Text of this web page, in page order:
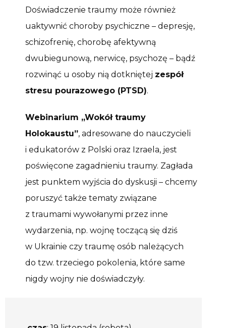
Doświadczenie traumy może również
uaktywnić choroby psychiczne – depresję,
schizofrenię, chorobę afektywną
dwubiegunową, nerwicę, psychozę – bądź
rozwinąć u osoby nią dotkniętej zespół
stresu pourazowego (PTSD).
Webinarium „Wokół traumy
Holokaustu”, adresowane do nauczycieli
i edukatorów z Polski oraz Izraela, jest
poświęcone zagadnieniu traumy. Zagłada
jest punktem wyjścia do dyskusji – chcemy
poruszyć także tematy związane
z traumami wywołanymi przez inne
wydarzenia, np. wojnę toczącą się dziś
w Ukrainie czy traumę osób należących
do tzw. trzeciego pokolenia, które same
nigdy wojny nie doświadczyły.